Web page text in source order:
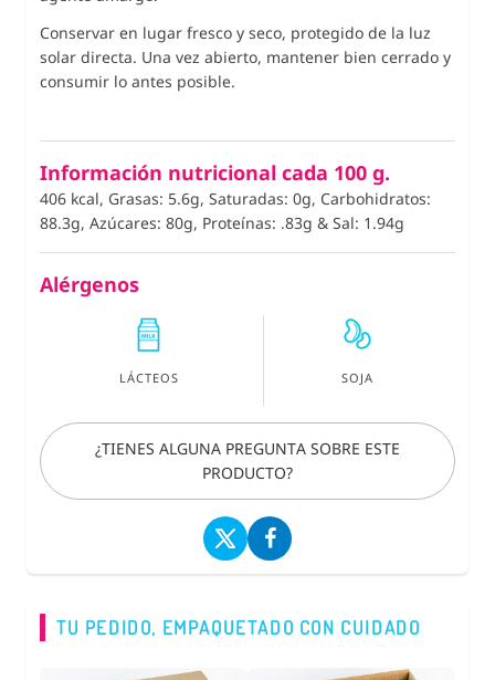
Conservar en lugar fresco y seco, protegido de la luz
solar directa. Una vez abierto, mantener bien cerrado y
consumir lo antes posible.
Información nutricional cada 100 g.
406 kcal, Grasas: 5.6g, Saturadas: 0g, Carbohidratos:
88.3g, Azúcares: 80g, Proteínas: .83g & Sal: 1.94g
Alérgenos
LÁCTEOS SOJA
¿TIENES ALGUNA PREGUNTA SOBRE ESTE
PRODUCTO?
TU PEDIDO, EMPAQUETADO CON CUIDADO